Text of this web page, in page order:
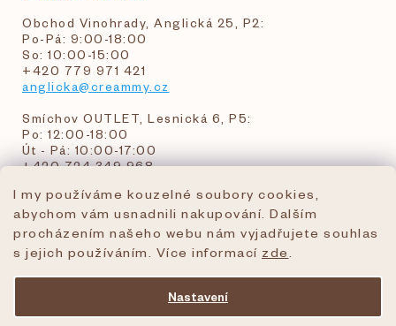
I my používáme kouzelné soubory cookies,
abychom vám usnadnili nakupování. Dalším
procházením našeho webu nám vyjadřujete souhlas
s jejich používáním. Více informací zde
Nastavení
Obchod Vinohrady, Anglická 25, P2:
Po-Pá: 9:00-18:00
So: 10:00-15:00
+420 779 971 421
anglicka@creammy.cz
Smíchov OUTLET, Lesnická 6, P5:
Po: 12:00-18:00
Út - Pá: 10:00-17:00
+420 724 349 968
objednavky@creammy.cz
tel:+420 724 349 968